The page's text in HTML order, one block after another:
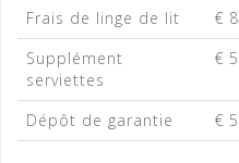
Frais de linge de lit
€
Supplément
serviettes
€
Dépôt de garantie €